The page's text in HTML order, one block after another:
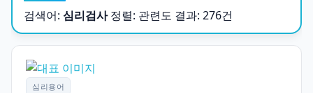
검색어: 심리검사 정렬: 관련도 결과: 276건
심리용어